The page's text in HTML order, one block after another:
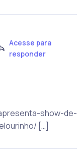
Acesse para
responder
show-de-
[…]